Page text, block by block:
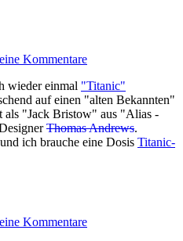
Kommentare
wieder einmal "Titanic"
auf einen "alten Bekannten"
als "Jack Bristow" aus "Alias -
Thomas Andrews.
ich brauche eine Dosis Titanic-
Kommentare